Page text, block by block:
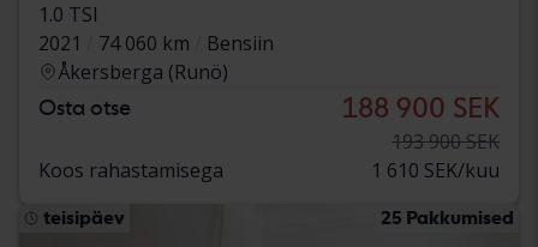
1.0 TSI
2021
74 060 km
Bensiin
Åkersberga (Runö)
Osta otse 188 900 SEK
193 900 SEK
Koos rahastamisega
1 610 SEK/kuu
teisipäev 25 Pakkumised